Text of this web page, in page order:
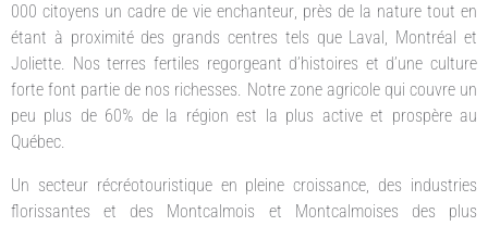
000 citoyens un cadre de vie enchanteur, près de la nature tout en
étant à proximité des grands centres tels que Laval, Montréal et
Joliette. Nos terres fertiles regorgeant d’histoires et d’une culture
forte font partie de nos richesses. Notre zone agricole qui couvre un
peu plus de 60% de la région est la plus active et prospère au
Québec.
Un secteur récréotouristique en pleine croissance, des industries
florissantes et des Montcalmois et Montcalmoises des plus